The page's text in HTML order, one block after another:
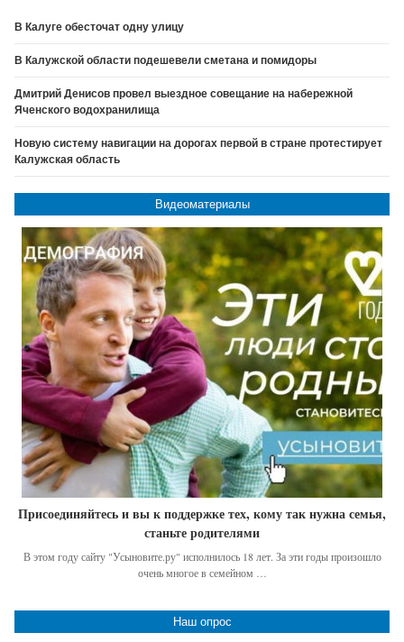
В Калуге обесточат одну улицу
В Калужской области подешевели сметана и помидоры
Дмитрий Денисов провел выездное совещание на набережной
Яченского водохранилища
Новую систему навигации на дорогах первой в стране протестирует
Калужская область
Видеоматериалы
Присоединяйтесь и вы к поддержке тех, кому так нужна семья,
станьте родителями
В этом году сайту "Усыновите.ру" исполнилось 18 лет. За эти годы произошло
очень многое в семейном …
Наш опрос